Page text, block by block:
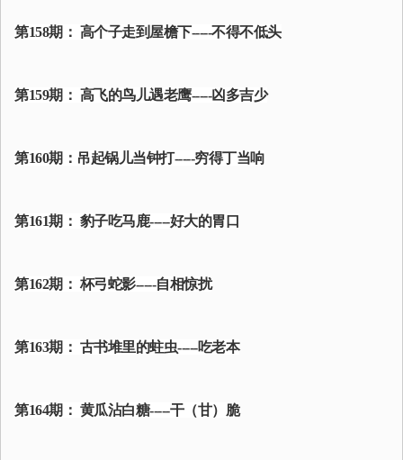
第158期： 高个子走到屋檐下-----不得不低头
第159期： 高飞的鸟儿遇老鹰-----凶多吉少
第160期：吊起锅儿当钟打-----穷得丁当响
第161期： 豹子吃马鹿-----好大的胃口
第162期： 杯弓蛇影-----自相惊扰
第163期： 古书堆里的蛀虫-----吃老本
第164期： 黄瓜沾白糖-----干（甘）脆